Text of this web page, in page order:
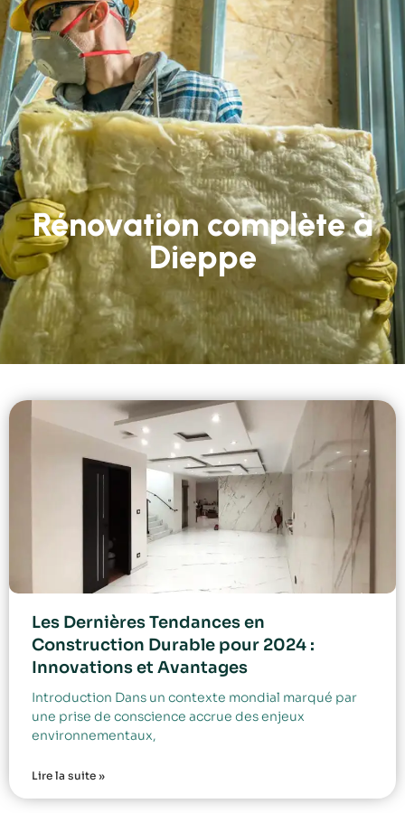
Rénovation complète à
Dieppe
Les Dernières Tendances en
Construction Durable pour 2024 :
Innovations et Avantages
Introduction Dans un contexte mondial marqué par
une prise de conscience accrue des enjeux
environnementaux,
Lire la suite »